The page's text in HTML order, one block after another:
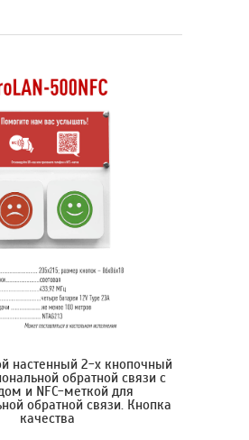
настенный 2-х кнопочный
обратной связи с
и NFC-меткой для
обратной связи. Кнопка
качества